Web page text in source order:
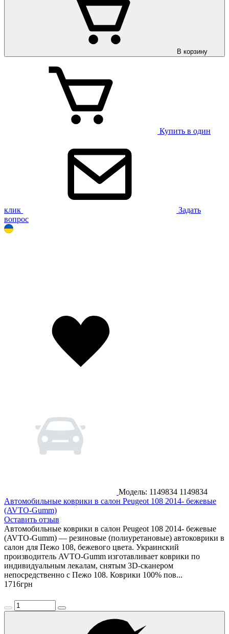
В корзину
Купить в один
клик
Задать
вопрос
Модель: 1149834 1149834
Автомобильные коврики в салон Peugeot 108 2014- бежевые
(AVTO-Gumm)
Оставить отзыв
Автомобильные коврики в салон Peugeot 108 2014- бежевые
(AVTO-Gumm) — резиновые (полиуретановые) автоковрики в
салон для Пежо 108, бежевого цвета. Украинский
производитель AVTO-Gumm изготавливает коврики по
индивидуальным лекалам, снятым 3D-сканером
непосредственно с Пежо 108. Коврики 100% пов...
1716грн